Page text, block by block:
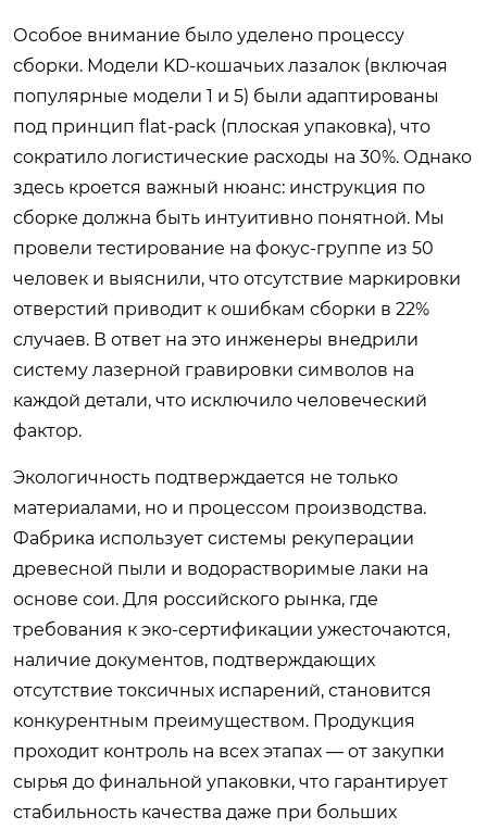
Особое внимание было уделено процессу
сборки. Модели KD-кошачьих лазалок (включая
популярные модели 1 и 5) были адаптированы
под принцип flat-pack (плоская упаковка), что
сократило логистические расходы на 30%. Однако
здесь кроется важный нюанс: инструкция по
сборке должна быть интуитивно понятной. Мы
провели тестирование на фокус-группе из 50
человек и выяснили, что отсутствие маркировки
отверстий приводит к ошибкам сборки в 22%
случаев. В ответ на это инженеры внедрили
систему лазерной гравировки символов на
каждой детали, что исключило человеческий
фактор.
Экологичность подтверждается не только
материалами, но и процессом производства.
Фабрика использует системы рекуперации
древесной пыли и водорастворимые лаки на
основе сои. Для российского рынка, где
требования к эко-сертификации ужесточаются,
наличие документов, подтверждающих
отсутствие токсичных испарений, становится
конкурентным преимуществом. Продукция
проходит контроль на всех этапах — от закупки
сырья до финальной упаковки, что гарантирует
стабильность качества даже при больших